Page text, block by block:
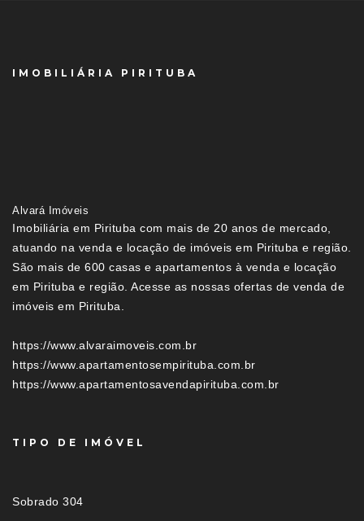
IMOBILIÁRIA PIRITUBA
Alvará Imóveis
Imobiliária em Pirituba com mais de 20 anos de mercado,
atuando na venda e locação de imóveis em Pirituba e região.
São mais de 600 casas e apartamentos à venda e locação
em Pirituba e região. Acesse as nossas ofertas de venda de
imóveis em Pirituba.
https://www.alvaraimoveis.com.br
https://www.apartamentosempirituba.com.br
https://www.apartamentosavendapirituba.com.br
TIPO DE IMÓVEL
Sobrado 304